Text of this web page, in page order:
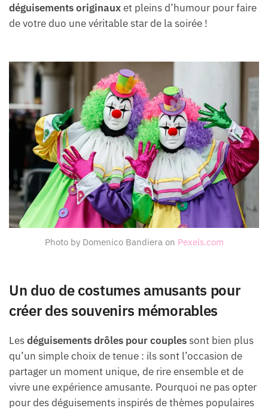
déguisements originauxet pleins d’humour pour faire
de votre duo une véritable star de la soirée !
Photo by Domenico Bandiera on Pexels.com
Un duo de costumes amusants pour
créer des souvenirs mémorables
Lesdéguisements drôles pour couplessont bien plus
qu’un simple choix de tenue : ils sont l’occasion de
partager un moment unique, de rire ensemble et de
vivre une expérience amusante. Pourquoi ne pas opter
pour des déguisements inspirés de thèmes populaires